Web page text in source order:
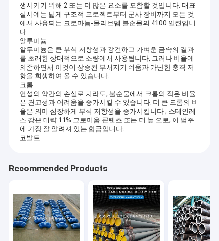
생시키기 위해 2 또는 더 많은 요소를 포함할 것입니다. 대표
실시예는 넓게 구조적 프로젝트부터 군사 장비까지 모든 것
에서 사용되는 크로마늄-몰리브뎀 불순물의 4100 일련입니
다.
알루미늄
알루미늄은 큰 부식 저항성과 강건하고 가벼운 금속의 결과
를 초래한 상대적으로 소량에서 사용됩니다, 그러나 비율에
의존하면서 이것이 상승된 부서지기 쉬움과 가난한 충격 저
항을 희생하여 올 수 있습니다.
크롬
연성의 약간의 손실로 지라도, 불순물에서 크롬의 작은 비율
은 견고성과 어려움을 증가시킬 수 있습니다. 더 큰 크롬의 비
율은 의미 심장하게 부식 저항성을 증가시킵니다 ; 스테인레
스 강은 대략 11% 크로미움 콘탠츠 또는 더 높 으로, 이 범주
에 가장 잘 알려져 있는 합금입니다.
코발트
Recommended Products